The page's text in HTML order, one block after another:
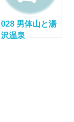
028 男体山と湯
沢温泉